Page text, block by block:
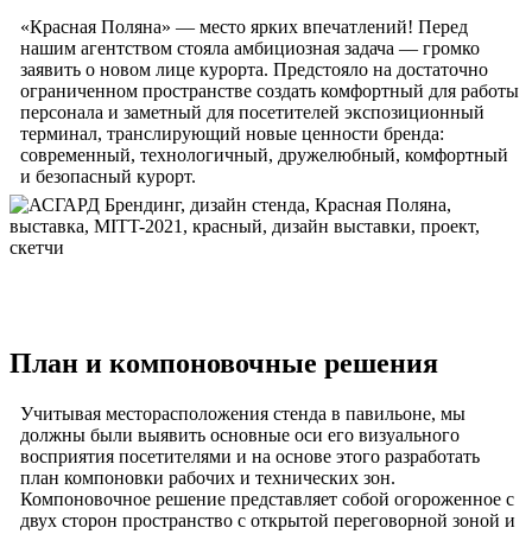
«Красная Поляна» — место ярких впечатлений! Перед
нашим агентством стояла амбициозная задача — громко
заявить о новом лице курорта. Предстояло на достаточно
ограниченном пространстве создать комфортный для работы
персонала и заметный для посетителей экспозиционный
терминал, транслирующий новые ценности бренда:
современный, технологичный, дружелюбный, комфортный
и безопасный курорт.
План и компоновочные решения
Учитывая месторасположения стенда в павильоне, мы
должны были выявить основные оси его визуального
восприятия посетителями и на основе этого разработать
план компоновки рабочих и технических зон.
Компоновочное решение представляет собой огороженное с
двух сторон пространство с открытой переговорной зоной и